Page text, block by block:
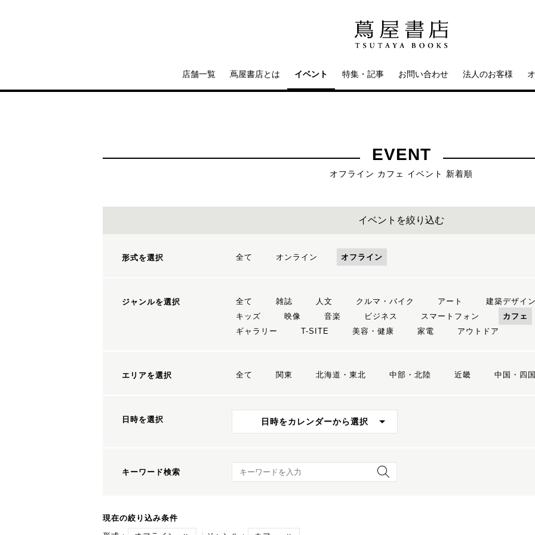
店舗一覧 蔦屋書店とは イベント 特集・記事 お問い合わせ 法人のお客様
EVENT
オフライン カフェ イベント 新着順
イベントを絞り込む
形式を選択 全て オンライン オフライン
ジャンルを選択 全て 雑誌 人文 クルマ・バイク アート 建築デザイン
キッズ
映像 音楽 ビジネス スマートフォン カフェ
ギャラリー
T-SITE 美容・健康 家電 アウトドア
エリアを選択 全て 関東 北海道・東北 中部・北陸 近畿 中国・四国
日時を選択 日時をカレンダーから選択
キーワード検索 キーワード検索
現在の絞り込み条件